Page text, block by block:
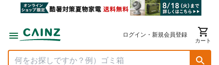
ログイン・新規会員登録
カート